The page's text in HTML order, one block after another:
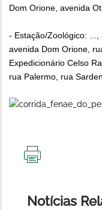
Dom Orione, avenida
- Estação/Zoológico:
avenida Dom Orione,
Expedicionário Celso
rua Palermo, rua
Notícias